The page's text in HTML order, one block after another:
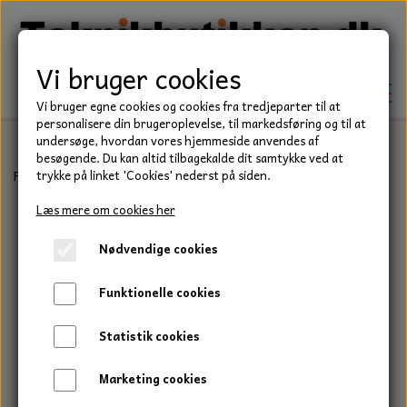
TEKNIK
KILEREMME
LEJER
PAKDÅSER
LÅSERINGE
BEFÆSTELSE
HAVE/PARK
UNIVERSALE REMME TIL PLÆNEKLIPPER OG
HAVETRAKTOR
TRAKTOR/ENTREPRENØR
Forside Teknik Lejer Sporkuglelejer 61800 Serie
Vi bruger cookies
Vi bruger egne cookies og cookies fra tredjeparter til at
personalisere din brugeroplevelse, til markedsføring og til at
undersøge, hvordan vores hjemmeside anvendes af
besøgende. Du kan altid tilbagekalde dit samtykke ved at
trykke på linket 'Cookies' nederst på siden.
Læs mere om cookies her
Nødvendige cookies
Funktionelle cookies
Statistik cookies
Marketing cookies